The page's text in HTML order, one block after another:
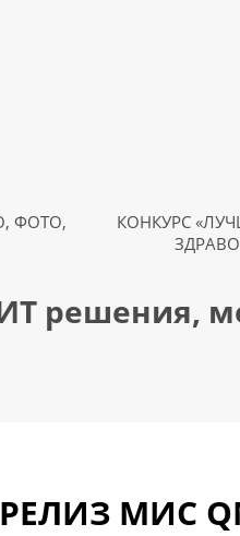
ФОТО,
КОНКУРС
решения,
МИС